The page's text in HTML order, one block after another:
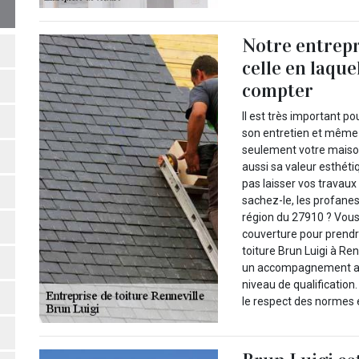
Notre
celle en
compter
Il est très important
son entretien et
seulement votre
aussi sa valeur
pas laisser vos
sachez-le, les
région du 27910 ?
couverture pour
toiture Brun Luigi à
un accompagnement
niveau de
le respect des normes